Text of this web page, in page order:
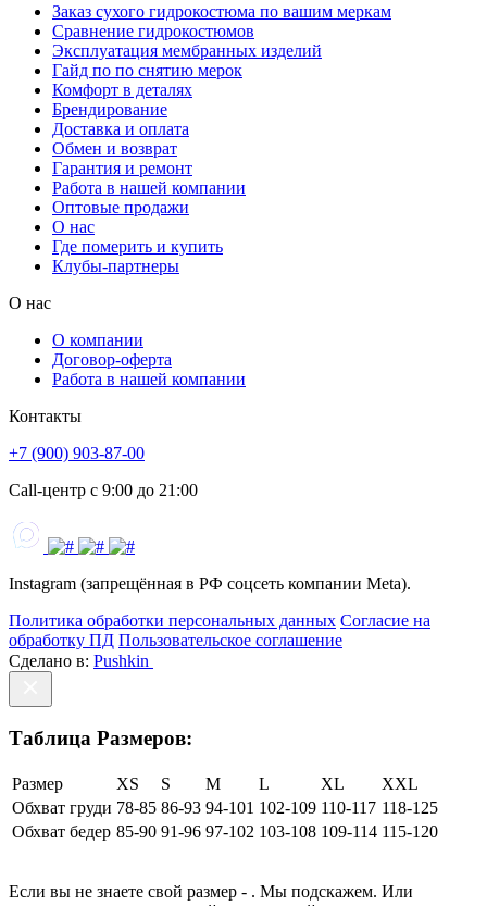
Заказ сухого гидрокостюма по вашим меркам
Сравнение гидрокостюмов
Эксплуатация мембранных изделий
Гайд по по снятию мерок
Комфорт в деталях
Брендирование
Доставка и оплата
Обмен и возврат
Гарантия и ремонт
Работа в нашей компании
Оптовые продажи
О нас
Где померить и купить
Клубы-партнеры
О нас
О компании
Договор-оферта
Работа в нашей компании
Контакты
+7 (900) 903-87-00
Call-центр с 9:00 до 21:00
Instagram (запрещённая в РФ соцсеть компании Meta).
Политика обработки персональных данных Согласие на
обработку ПД Пользовательское соглашение
Сделано в: Pushkin
Таблица Размеров:
Размер XS S M L XL
XXL
Обхват груди 78-85 86-93 94-101 102-109 110-117 118-125
Обхват бедер 85-90 91-96 97-102 103-108 109-114 115-120
Если вы не знаете свой размер - . Мы подскажем. Или